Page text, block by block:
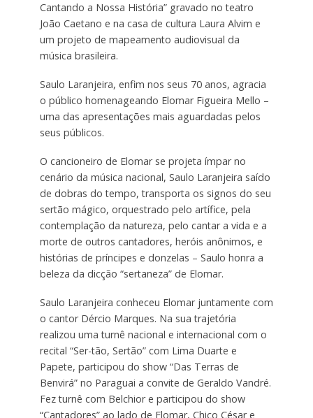
Cantando a Nossa História” gravado no teatro
João Caetano e na casa de cultura Laura Alvim e
um projeto de mapeamento audiovisual da
música brasileira.
Saulo Laranjeira, enfim nos seus 70 anos, agracia
o público homenageando Elomar Figueira Mello –
uma das apresentações mais aguardadas pelos
seus públicos.
O cancioneiro de Elomar se projeta ímpar no
cenário da música nacional, Saulo Laranjeira saído
de dobras do tempo, transporta os signos do seu
sertão mágico, orquestrado pelo artífice, pela
contemplação da natureza, pelo cantar a vida e a
morte de outros cantadores, heróis anônimos, e
histórias de príncipes e donzelas – Saulo honra a
beleza da dicção “sertaneza” de Elomar.
Saulo Laranjeira conheceu Elomar juntamente com
o cantor Dércio Marques. Na sua trajetória
realizou uma turnê nacional e internacional com o
recital “Ser-tão, Sertão” com Lima Duarte e
Papete, participou do show “Das Terras de
Benvirá” no Paraguai a convite de Geraldo Vandré.
Fez turnê com Belchior e participou do show
“Cantadores” ao lado de Elomar, Chico César e